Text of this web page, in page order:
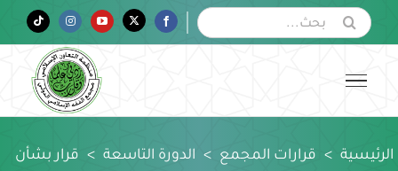
البحث
عن:
Facebook
Twitter
YouTube
Instagram
Tiktok
الرئيسية > قرارات المجمع > الدورة التاسعة > قرار بشأن